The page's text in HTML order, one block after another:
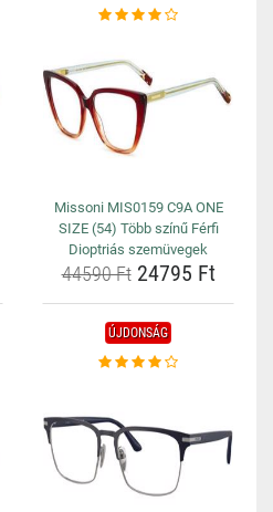
Missoni MIS0159 C9A ONE
SIZE (54) Több színű Férfi
Dioptriás szemüvegek
44590 Ft24795 Ft
ÚJDONSÁG